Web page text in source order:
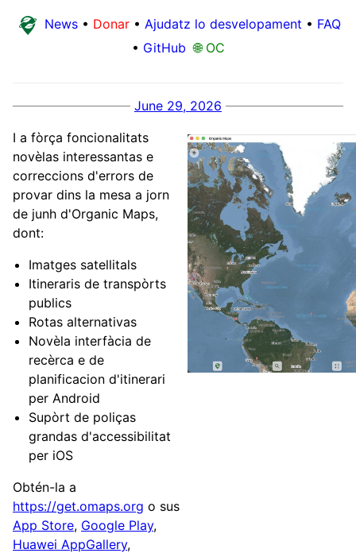
News • Donar • Ajudatz lo desvelopament • FAQ
• GitHub 🌐 OC
June 29, 2026
I a fòrça foncionalitats
novèlas interessantas e
correccions d'errors de
provar dins la mesa a jorn
de junh d'Organic Maps,
dont:
Imatges satellitals
Itineraris de transpòrts
publics
Rotas alternativas
Novèla interfàcia de
recèrca e de
planificacion d'itinerari
per Android
Supòrt de poliças
grandas d'accessibilitat
per iOS
Obtén-la a
https://get.omaps.org o sus
App Store, Google Play,
Huawei AppGallery,